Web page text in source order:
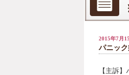
2015年7月
パニッ
【主訴】